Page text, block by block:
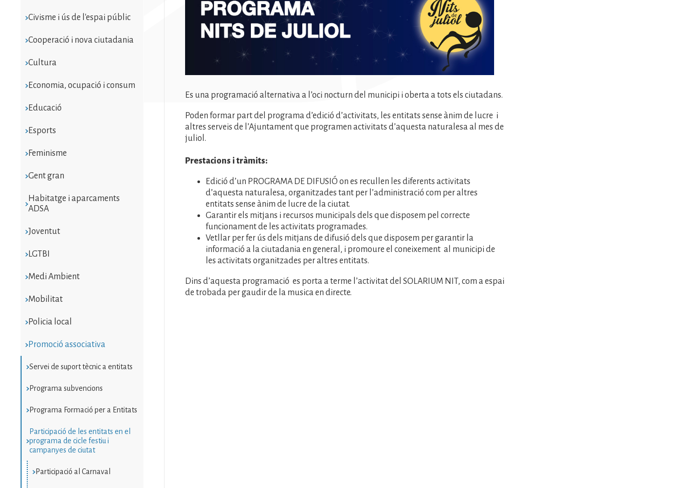
Civisme i ús de l'espai públic
Cooperació i nova ciutadania
Cultura
Economia, ocupació i consum
Educació
Esports
Feminisme
Gent gran
Habitatge i aparcaments
ADSA
Joventut
LGTBI
Medi Ambient
Mobilitat
Policia local
Promoció associativa
Servei de suport tècnic a entitats
Programa subvencions
Programa Formació per a Entitats
Participació de les entitats en el
programa de cicle festiu i
campanyes de ciutat
Participació al Carnaval
Es una programació alternativa a l’oci nocturn del municipi i oberta a tots els ciutadans.
Poden formar part del programa d’edició d’activitats, les entitats sense ànim de lucre i
altres serveis de l’Ajuntament que programen activitats d’aquesta naturalesa al mes de
juliol.
Prestacions i tràmits:
Edició d’un PROGRAMA DE DIFUSIÓ on es recullen les diferents activitats
d’aquesta naturalesa, organitzades tant per l’administració com per altres
entitats sense ànim de lucre de la ciutat.
Garantir els mitjans i recursos municipals dels que disposem pel correcte
funcionament de les activitats programades.
Vetllar per fer ús dels mitjans de difusió dels que disposem per garantir la
informació a la ciutadania en general, i promoure el coneixement al municipi de
les activitats organitzades per altres entitats.
Dins d’aquesta programació es porta a terme l’activitat del SOLARIUM NIT, com a espai
de trobada per gaudir de la musica en directe.